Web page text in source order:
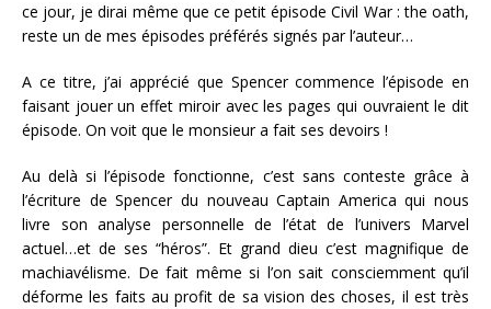
ce jour, je dirai même que ce petit épisode Civil War : the oath,
reste un de mes épisodes préférés signés par l’auteur…
A ce titre, j’ai apprécié que Spencer commence l’épisode en
faisant jouer un effet miroir avec les pages qui ouvraient le dit
épisode. On voit que le monsieur a fait ses devoirs !
Au delà si l’épisode fonctionne, c’est sans conteste grâce à
l’écriture de Spencer du nouveau Captain America qui nous
livre son analyse personnelle de l’état de l’univers Marvel
actuel…et de ses “héros”. Et grand dieu c’est magnifique de
machiavélisme. De fait même si l’on sait consciemment qu’il
déforme les faits au profit de sa vision des choses, il est très